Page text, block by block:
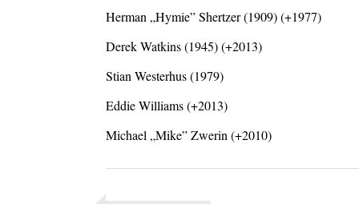
FREE JAZZ ALBUMS 2026 - 134. rész
2026. július 16.
A free jazz kiemelkedő alakjai - 79. rész: Marion
2026. július 13.
Herman „Hymie” Shertzer (1909) (+1977)
Derek Watkins (1945) (+2013)
Stian Westerhus (1979)
Eddie Williams (+2013)
Michael „Mike” Zwerin (+2010)